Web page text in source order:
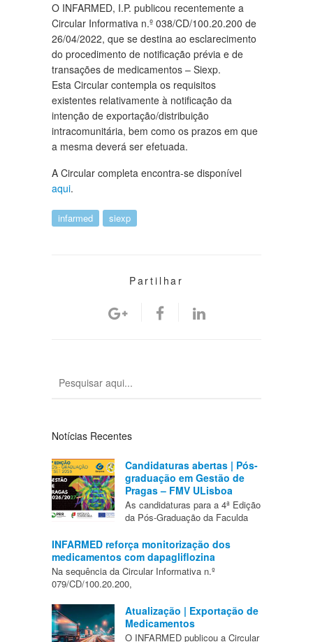
O INFARMED, I.P. publicou recentemente a
Circular Informativa n.º 038/CD/100.20.200 de
26/04/2022, que se destina ao esclarecimento
do procedimento de notificação prévia e de
transações de medicamentos – Siexp.
Esta Circular contempla os requisitos
existentes relativamente à notificação da
intenção de exportação/distribuição
intracomunitária, bem como os prazos em que
a mesma deverá ser efetuada.
A Circular completa encontra-se disponível
aqui.
infarmed siexp
Partilhar
Notícias Recentes
Candidaturas abertas | Pós-
graduação em Gestão de
Pragas – FMV ULisboa
As candidaturas para a 4ª Edição
da Pós-Graduação da Faculda
INFARMED reforça monitorização dos
medicamentos com dapagliflozina
Na sequência da Circular Informativa n.º
079/CD/100.20.200,
Atualização | Exportação de
Medicamentos
O INFARMED publicou a Circular